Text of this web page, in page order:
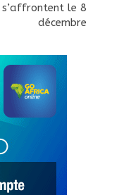
s’affrontent le 8
décembre